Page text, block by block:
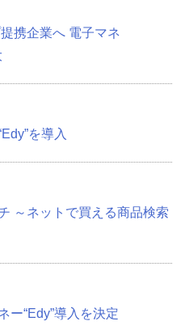
携企業へ 電子マネ
を導入
～ネットで買える商品検索
ー“Edy”導入を決定